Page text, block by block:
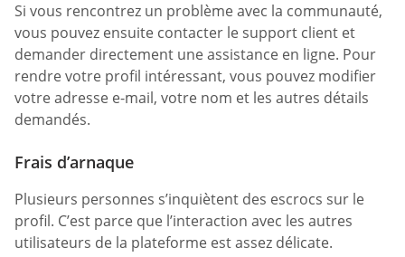
Si vous rencontrez un problème avec la communauté,
vous pouvez ensuite contacter le support client et
demander directement une assistance en ligne. Pour
rendre votre profil intéressant, vous pouvez modifier
votre adresse e-mail, votre nom et les autres détails
demandés.
Frais d’arnaque
Plusieurs personnes s’inquiètent des escrocs sur le
profil. C’est parce que l’interaction avec les autres
utilisateurs de la plateforme est assez délicate.